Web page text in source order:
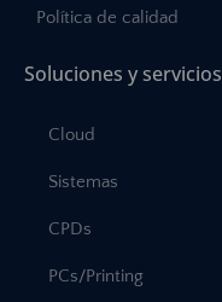
Política de calidad
Soluciones y servicios
Cloud
Sistemas
CPDs
PCs/Printing